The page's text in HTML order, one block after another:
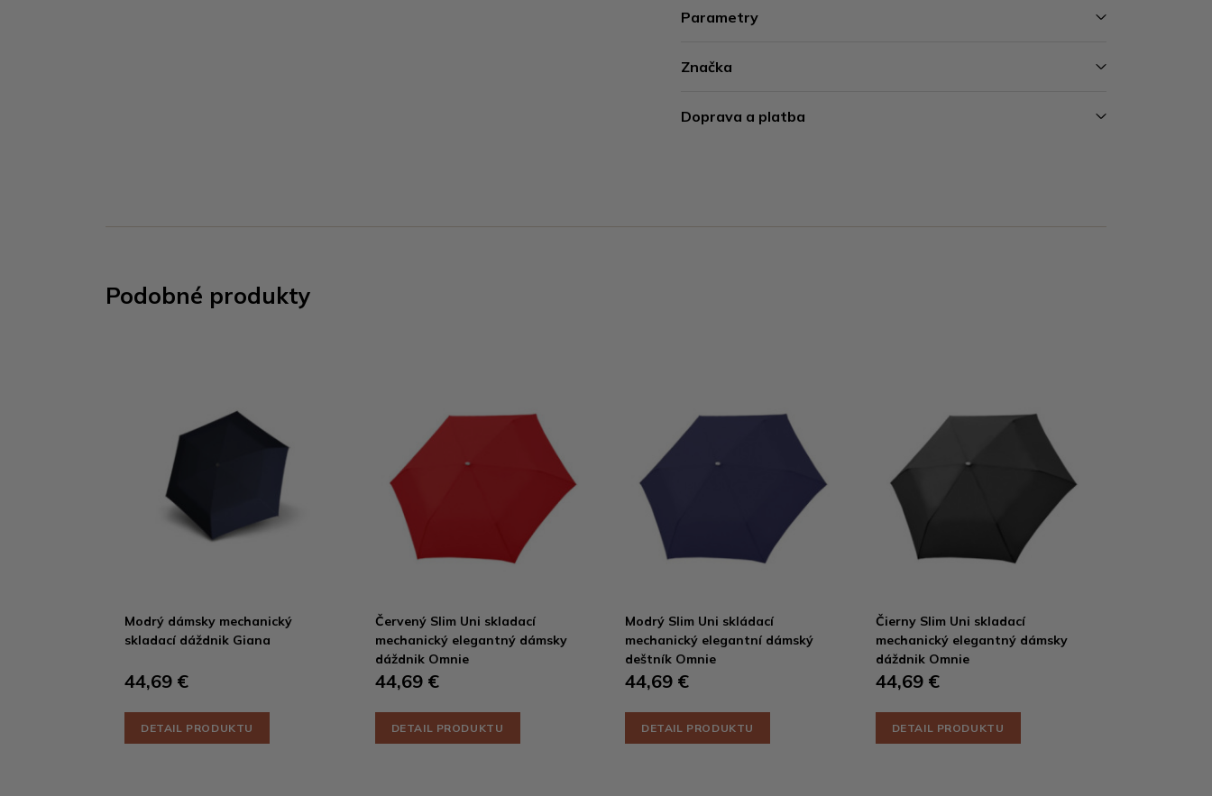
Parametry
Značka
Doprava a platba
Podobné produkty
Modrý dámsky mechanický
skladací dáždnik Giana
44,69 €
DETAIL PRODUKTU
Červený Slim Uni skladací
mechanický elegantný dámsky
dáždnik Omnie
44,69 €
DETAIL PRODUKTU
Modrý Slim Uni skládací
mechanický elegantní dámský
deštník Omnie
44,69 €
DETAIL PRODUKTU
Čierny Slim Uni skladací
mechanický elegantný dámsky
dáždnik Omnie
44,69 €
DETAIL PRODUKTU